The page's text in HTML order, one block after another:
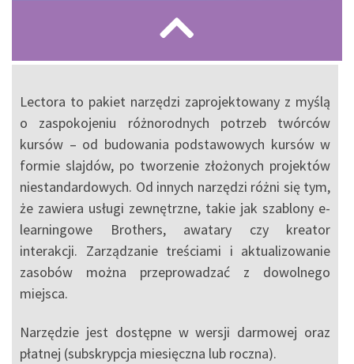
Lectora to pakiet narzędzi zaprojektowany z myślą
o zaspokojeniu różnorodnych potrzeb twórców
kursów – od budowania podstawowych kursów w
formie slajdów, po tworzenie złożonych projektów
niestandardowych. Od innych narzędzi różni się tym,
że zawiera usługi zewnętrzne, takie jak szablony e-
learningowe Brothers, awatary czy kreator
interakcji. Zarządzanie treściami i aktualizowanie
zasobów można przeprowadzać z dowolnego
miejsca.
Narzędzie jest dostępne w wersji darmowej oraz
płatnej (subskrypcja miesięczna lub roczna).